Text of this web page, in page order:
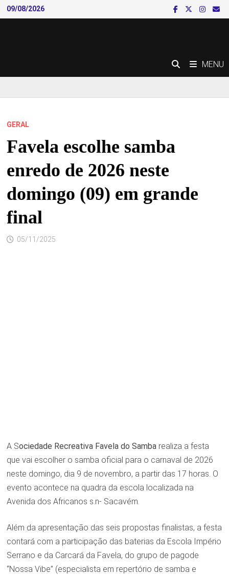
Skip
to
09/08/2026
MENU
GERAL
Favela escolhe samba
enredo de 2026 neste
domingo (09) em grande
final
05/11/2025
A Sociedade Recreativa Favela do Sambarealiza a festa
que vai escolher o samba oficial para o carnaval de 2026
neste domingo, dia 9 de novembro, a partir das 17 horas. O
evento acontece na quadra da escola localizada na
Avenida dos Africanos s.n- Sacavém.
Além da apresentação das seis propostas finalistas, a festa
contará com a participação das baterias da Escola Império
Serrano e da Carcará da Favela, do grupo de pagode
“Nossa Vibe” (especialista em repertório de samba e